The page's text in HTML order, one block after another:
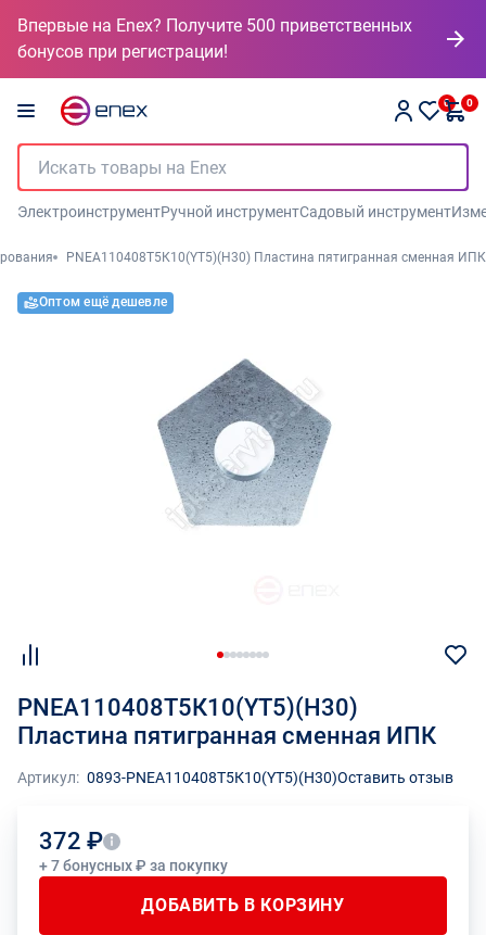
Впервые на Enex? Получите 500 приветственных
бонусов при регистрации!
0 0
ЭлектроинструментРучной инструментСадовый инструмент
PNEA110408Т5К10(YT5)(Н30) Пластина пятигранная сменная ИПК
Оптом ещё дешевле
PNEA110408Т5К10(YT5)(Н30)
Пластина пятигранная сменная ИПК
Артикул: 0893-PNEA110408Т5К10(YT5)(Н30)Оставить отзыв
372 ₽
+ 7 бонусных ₽ за покупку
ДОБАВИТЬ В КОРЗИНУ